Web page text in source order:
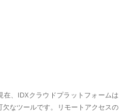
在、IDXクラウドプラットフォームは
なツールです。リモートアクセスの